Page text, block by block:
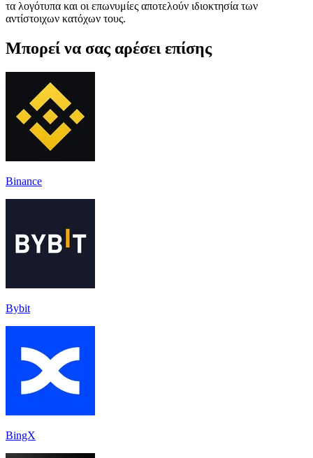
τα λογότυπα και οι επωνυμίες αποτελούν ιδιοκτησία των
αντίστοιχων κατόχων τους.
Μπορεί να σας αρέσει επίσης
Binance
Bybit
BingX